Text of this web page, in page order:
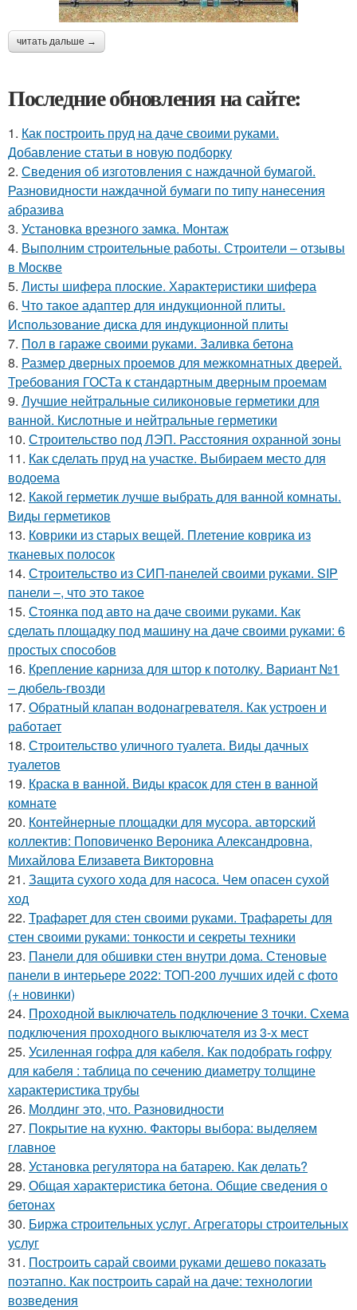
читать дальше →
Последние обновления на сайте:
1. Как построить пруд на даче своими руками.
Добавление статьи в новую подборку
2. Сведения об изготовления с наждачной бумагой.
Разновидности наждачной бумаги по типу нанесения
абразива
3. Установка врезного замка. Монтаж
4. Выполним строительные работы. Строители – отзывы
в Москве
5. Листы шифера плоские. Характеристики шифера
6. Что такое адаптер для индукционной плиты.
Использование диска для индукционной плиты
7. Пол в гараже своими руками. Заливка бетона
8. Размер дверных проемов для межкомнатных дверей.
Требования ГОСТа к стандартным дверным проемам
9. Лучшие нейтральные силиконовые герметики для
ванной. Кислотные и нейтральные герметики
10. Строительство под ЛЭП. Расстояния охранной зоны
11. Как сделать пруд на участке. Выбираем место для
водоема
12. Какой герметик лучше выбрать для ванной комнаты.
Виды герметиков
13. Коврики из старых вещей. Плетение коврика из
тканевых полосок
14. Строительство из СИП-панелей своими руками. SIP
панели –, что это такое
15. Стоянка под авто на даче своими руками. Как
сделать площадку под машину на даче своими руками: 6
простых способов
16. Крепление карниза для штор к потолку. Вариант №1
– дюбель-гвозди
17. Обратный клапан водонагревателя. Как устроен и
работает
18. Строительство уличного туалета. Виды дачных
туалетов
19. Краска в ванной. Виды красок для стен в ванной
комнате
20. Контейнерные площадки для мусора. авторский
коллектив: Поповиченко Вероника Александровна,
Михайлова Елизавета Викторовна
21. Защита сухого хода для насоса. Чем опасен сухой
ход
22. Трафарет для стен своими руками. Трафареты для
стен своими руками: тонкости и секреты техники
23. Панели для обшивки стен внутри дома. Стеновые
панели в интерьере 2022: ТОП-200 лучших идей с фото
(+ новинки)
24. Проходной выключатель подключение 3 точки. Схема
подключения проходного выключателя из 3-х мест
25. Усиленная гофра для кабеля. Как подобрать гофру
для кабеля : таблица по сечению диаметру толщине
характеристика трубы
26. Молдинг это, что. Разновидности
27. Покрытие на кухню. Факторы выбора: выделяем
главное
28. Установка регулятора на батарею. Как делать?
29. Общая характеристика бетона. Общие сведения о
бетонах
30. Биржа строительных услуг. Агрегаторы строительных
услуг
31. Построить сарай своими руками дешево показать
поэтапно. Как построить сарай на даче: технологии
возведения